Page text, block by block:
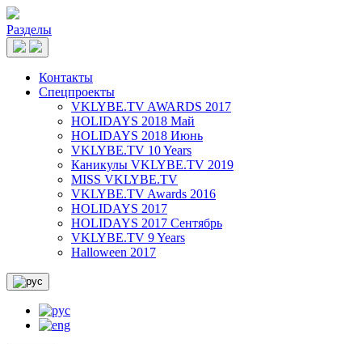
Разделы
Контакты
Спецпроекты
VKLYBE.TV AWARDS 2017
HOLIDAYS 2018 Май
HOLIDAYS 2018 Июнь
VKLYBE.TV 10 Years
Каникулы VKLYBE.TV 2019
MISS VKLYBE.TV
VKLYBE.TV Awards 2016
HOLIDAYS 2017
HOLIDAYS 2017 Сентябрь
VKLYBE.TV 9 Years
Halloween 2017